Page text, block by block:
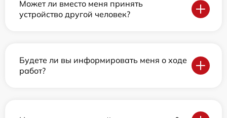
Может ли вместо меня принять
устройство другой человек?
Будете ли вы информировать меня о ходе
работ?